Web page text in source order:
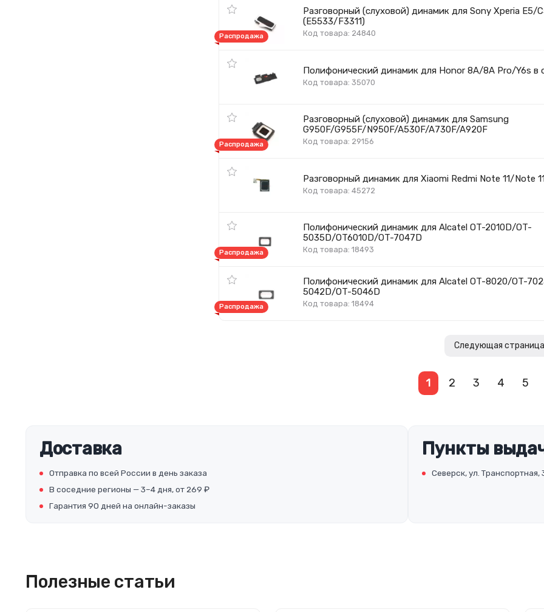
Разговорный (слуховой) динамик для Sony Xperia E5/
(E5533/F3311)
Код товара: 24840
Распродажа
Полифонический динамик для Honor 8A/8A Pro/Y6s в
Код товара: 35070
Разговорный (слуховой) динамик для Samsung
G950F/G955F/N950F/A530F/A730F/A920F
Код товара: 29156
Распродажа
Разговорный динамик для Xiaomi Redmi Note 11/Note
Код товара: 45272
Полифонический динамик для Alcatel OT-2010D/OT-
5035D/OT6010D/OT-7047D
Код товара: 18493
Распродажа
Полифонический динамик для Alcatel OT-8020/OT-
5042D/OT-5046D
Код товара: 18494
Распродажа
Следующая
1 2 3 4 5
Доставка
Отправка по всей России в день заказа
В соседние регионы — 3–4 дня, от 269 ₽
Гарантия 90 дней на онлайн-заказы
Пункты
Северск, ул. Транспортная,
Полезные статьи